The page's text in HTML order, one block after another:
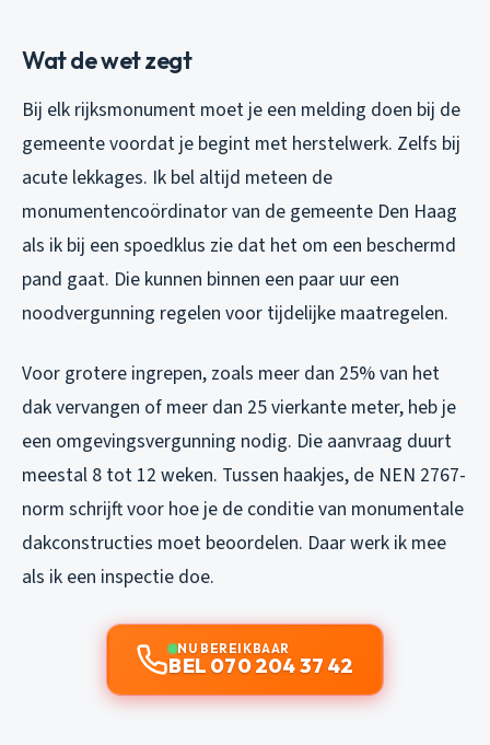
Wat de wet zegt
Bij elk rijksmonument moet je een melding doen bij de
gemeente voordat je begint met herstelwerk. Zelfs bij
acute lekkages. Ik bel altijd meteen de
monumentencoördinator van de gemeente Den Haag
als ik bij een spoedklus zie dat het om een beschermd
pand gaat. Die kunnen binnen een paar uur een
noodvergunning regelen voor tijdelijke maatregelen.
Voor grotere ingrepen, zoals meer dan 25% van het
dak vervangen of meer dan 25 vierkante meter, heb je
een omgevingsvergunning nodig. Die aanvraag duurt
meestal 8 tot 12 weken. Tussen haakjes, de NEN 2767-
norm schrijft voor hoe je de conditie van monumentale
dakconstructies moet beoordelen. Daar werk ik mee
als ik een inspectie doe.
NU BEREIKBAAR
BEL 070 204 37 42